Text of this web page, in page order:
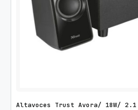
Altavoces Trust Avora/ 18W/ 2.1